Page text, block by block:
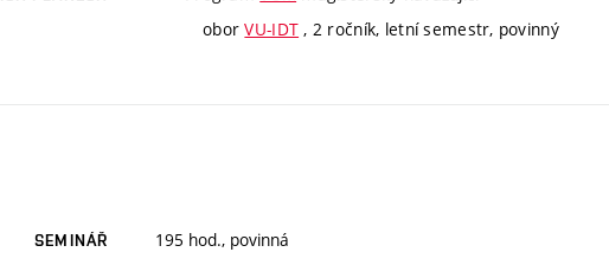
oborVU-IDT , 2 ročník, letní semestr, povinný
SEMINÁŘ 195 hod., povinná